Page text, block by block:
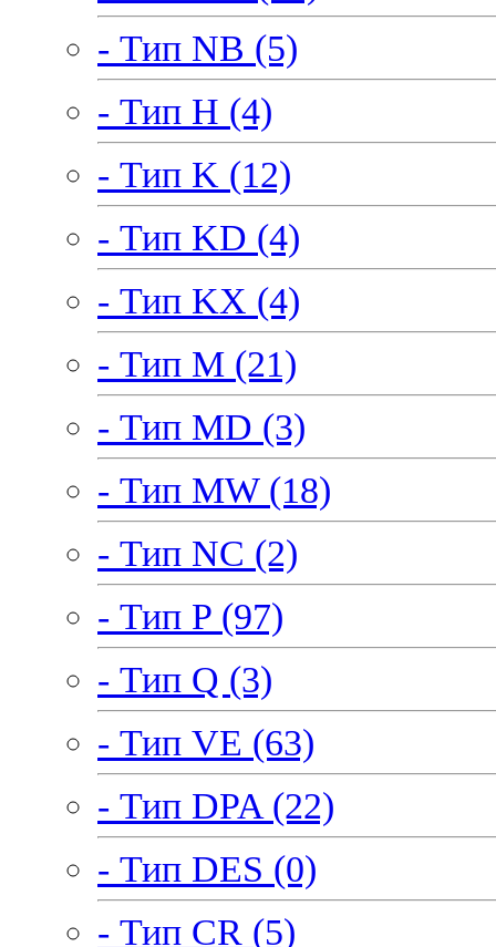
- Тип NB (5)
- Тип H (4)
- Тип K (12)
- Тип KD (4)
- Тип KX (4)
- Тип M (21)
- Тип MD (3)
- Тип MW (18)
- Тип NC (2)
- Тип P (97)
- Тип Q (3)
- Тип VE (63)
- Тип DPA (22)
- Тип DES (0)
- Тип CR (5)